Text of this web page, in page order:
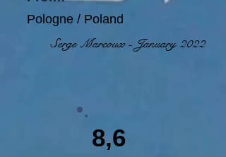
Pologne / Poland
Serge Marcoux - January 2022
8,6